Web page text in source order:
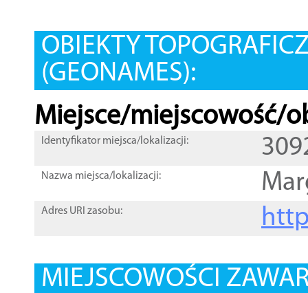
OBIEKTY
(GEONAMES):
Miejsce/miejscowość/
Identyfikator miejsca/lokalizacji:
Nazwa miejsca/lokalizacji:
Adres URI zasobu:
MIEJSCOWOŚCI